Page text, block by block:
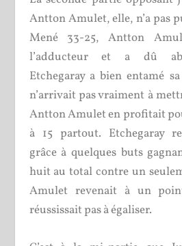
Antton Amulet, elle, n’a pas
Mené 33-25, Antton
l’adducteur et a dû
Etchegaray a bien entamé
n’arrivait pas vraiment à
Antton Amulet en profitait
à 15 partout. Etchegaray
grâce à quelques buts
huit au total contre un
Amulet revenait à un
réussissait pas à égaliser.